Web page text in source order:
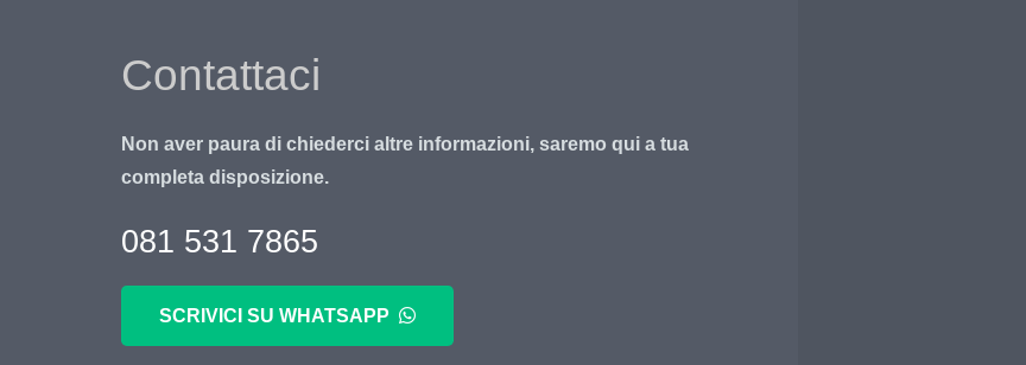
Contattaci
Non aver paura di chiederci altre informazioni, saremo qui a tua
completa disposizione.
081 531 7865
SCRIVICI SU WHATSAPP